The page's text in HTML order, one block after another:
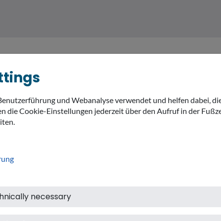
MEIN LANDKREIS THEMEN
und Webanalyse verwendet und helfen dabei,
die Cookie-Einstellungen jederzeit über den Aufruf in der
necessary